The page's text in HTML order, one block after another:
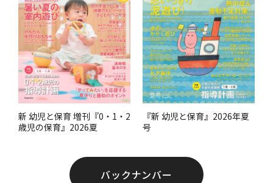
新 幼児と保育 増刊『0・1・2
歳児の保育』2026夏
『新 幼児と保育』2026年夏
号
バックナンバー